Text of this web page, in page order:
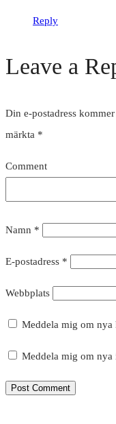
Reply
Leave a
Din e-postadress
märkta *
Comment
Namn *
E-postadress *
Webbplats
Meddela mig om nya
Meddela mig om nya